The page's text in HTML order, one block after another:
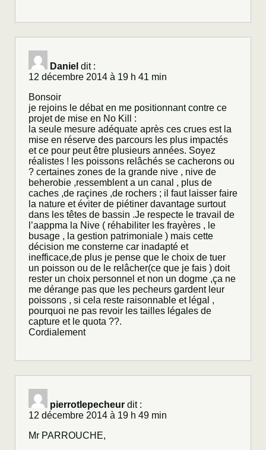
Daniel dit :
12 décembre 2014 à 19 h 41 min
Bonsoir
je rejoins le débat en me positionnant contre ce
projet de mise en No Kill :
la seule mesure adéquate après ces crues est la
mise en réserve des parcours les plus impactés
et ce pour peut être plusieurs années. Soyez
réalistes ! les poissons relâchés se cacherons ou
? certaines zones de la grande nive , nive de
beherobie ,ressemblent a un canal , plus de
caches ,de raçines ,de rochers ; il faut laisser faire
la nature et éviter de piétiner davantage surtout
dans les têtes de bassin .Je respecte le travail de
l’aappma la Nive ( réhabiliter les frayères , le
busage , la gestion patrimoniale ) mais cette
décision me consterne car inadapté et
inefficace,de plus je pense que le choix de tuer
un poisson ou de le relâcher(ce que je fais ) doit
rester un choix personnel et non un dogme ,ça ne
me dérange pas que les pecheurs gardent leur
poissons , si cela reste raisonnable et légal ,
pourquoi ne pas revoir les tailles légales de
capture et le quota ??.
Cordialement
pierrotlepecheur dit :
12 décembre 2014 à 19 h 49 min
Mr PARROUCHE,